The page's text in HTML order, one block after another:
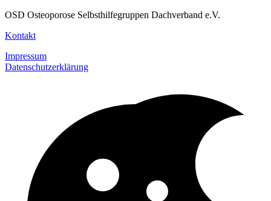
OSD Osteoporose Selbsthilfegruppen Dachverband e.V.
Kontakt
Impressum
Datenschutzerklärung